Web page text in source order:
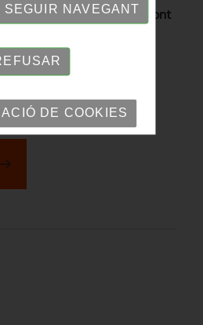
Lloc: Plaça Miquel Crusafont
T'HI
NAVEGANT
DE COOKIES